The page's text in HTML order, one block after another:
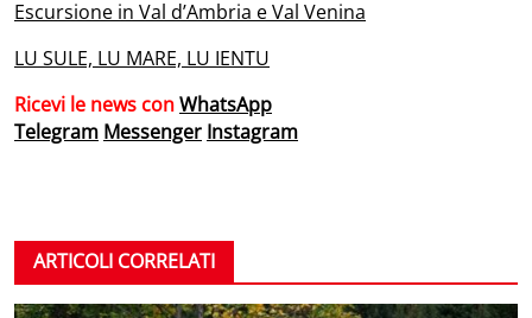
Escursione in Val d’Ambria e Val Venina
LU SULE, LU MARE, LU IENTU
Ricevi le news conWhatsApp
Telegram Messenger Instagram
ARTICOLI CORRELATI